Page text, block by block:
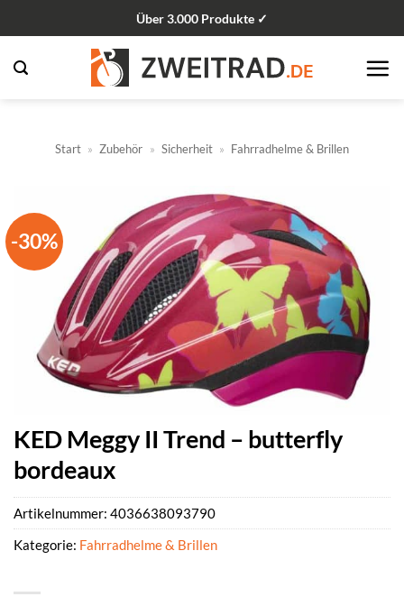
Inhalt
springen
Über 3.000 Produkte ✓
Start » Zubehör » Sicherheit » Fahrradhelme & Brillen
-30%
KED Meggy II Trend – butterfly
bordeaux
Artikelnummer: 4036638093790
Kategorie: Fahrradhelme & Brillen